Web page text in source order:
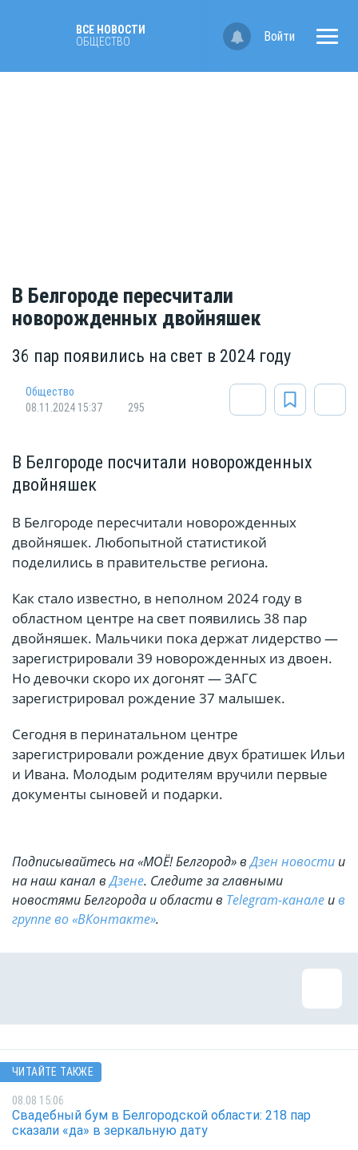
ВСЕ НОВОСТИ
ОБЩЕСТВО
Войти
В Белгороде пересчитали
новорожденных двойняшек
36 пар появились на свет в 2024 году
Общество
08.11.2024 15:37
295
В Белгороде посчитали новорожденных
двойняшек
В Белгороде пересчитали новорожденных
двойняшек. Любопытной статистикой
поделились в правительстве региона.
Как стало известно, в неполном 2024 году в
областном центре на свет появились 38 пар
двойняшек. Мальчики пока держат лидерство —
зарегистрировали 39 новорожденных из двоен.
Но девочки скоро их догонят — ЗАГС
зарегистрировал рождение 37 малышек.
Сегодня в перинатальном центре
зарегистрировали рождение двух братишек Ильи
и Ивана. Молодым родителям вручили первые
документы сыновей и подарки.
Подписывайтесь на «МОЁ! Белгород» вДзен новости и
на наш канал вДзене. Cледите за главными
новостями Белгорода и области в Telegram-канале ив
группе во «ВКонтакте».
ЧИТАЙТЕ ТАКЖЕ
08.08 15:06
Свадебный бум в Белгородской области: 218 пар
сказали «да» в зеркальную дату